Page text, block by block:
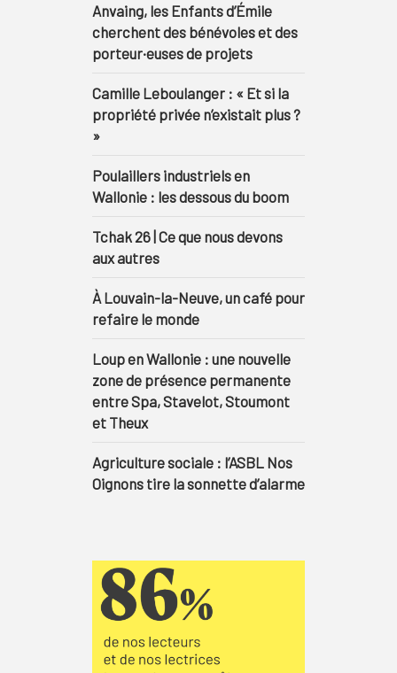
Anvaing, les Enfants d’Émile
cherchent des bénévoles et des
porteur·euses de projets
Camille Leboulanger : « Et si la
propriété privée n’existait plus ?
»
Poulaillers industriels en
Wallonie : les dessous du boom
Tchak 26 | Ce que nous devons
aux autres
À Louvain-la-Neuve, un café pour
refaire le monde
Loup en Wallonie : une nouvelle
zone de présence permanente
entre Spa, Stavelot, Stoumont
et Theux
Agriculture sociale : l’ASBL Nos
Oignons tire la sonnette d’alarme